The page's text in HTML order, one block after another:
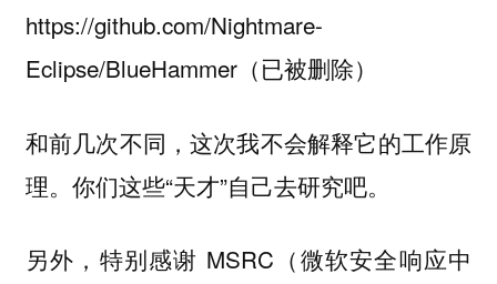
https://github.com/Nightmare-
Eclipse/BlueHammer（已被删除）
和前几次不同，这次我不会解释它的工作原
理。你们这些“天才”自己去研究吧。
另外，特别感谢 MSRC（微软安全响应中